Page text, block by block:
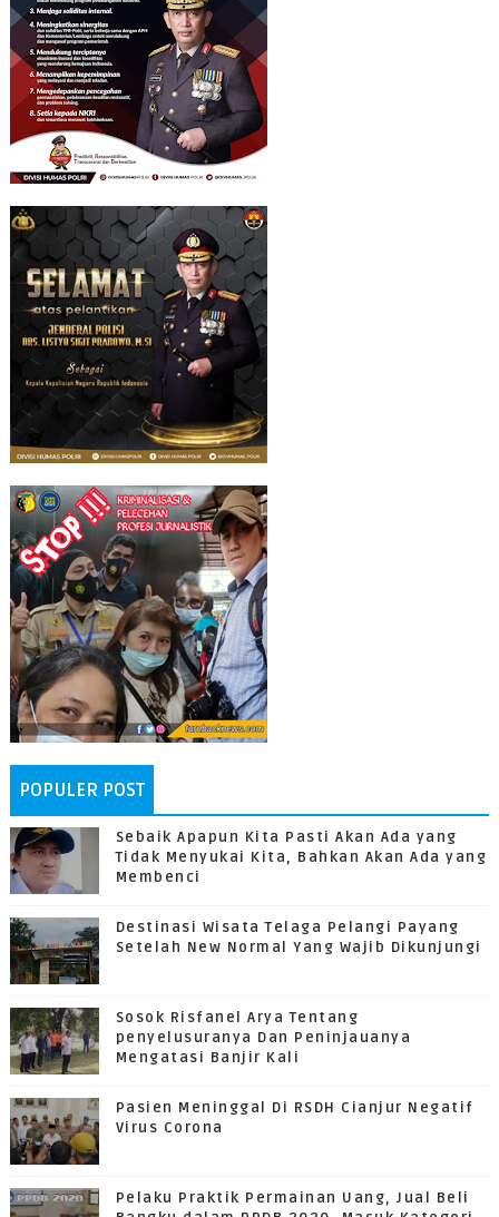
POPULER POST
Sebaik Apapun Kita Pasti Akan Ada yang
Tidak Menyukai Kita, Bahkan Akan Ada yang
Membenci
Destinasi Wisata Telaga Pelangi Payang
Setelah New Normal Yang Wajib Dikunjungi
Sosok Risfanel Arya Tentang
penyelusuranya Dan Peninjauanya
Mengatasi Banjir Kali
Pasien Meninggal Di RSDH Cianjur Negatif
Virus Corona
Pelaku Praktik Permainan Uang, Jual Beli